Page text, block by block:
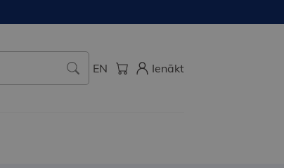
EN Ienākt